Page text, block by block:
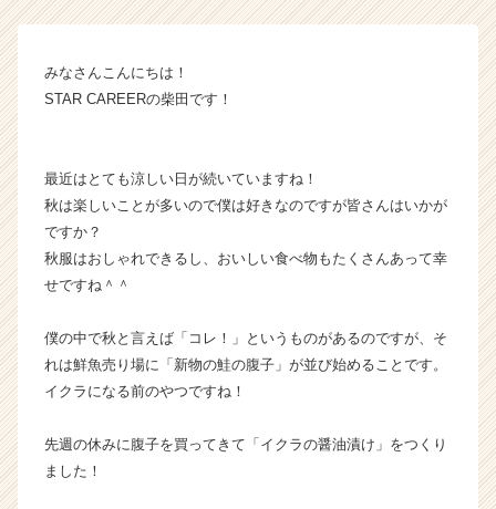
ン】
|
チ
ー・
長
か
ら
カ
ト
みなさんこんにちは！
STAR CAREERの柴田です！
最近はとても涼しい日が続いていますね！
秋は楽しいことが多いので僕は好きなのですが皆さんはいかが
ですか？
秋服はおしゃれできるし、おいしい食べ物もたくさんあって幸
せですね＾＾
僕の中で秋と言えば「コレ！」というものがあるのですが、そ
れは鮮魚売り場に「新物の鮭の腹子」が並び始めることです。
イクラになる前のやつですね！
先週の休みに腹子を買ってきて「イクラの醤油漬け」をつくり
ました！